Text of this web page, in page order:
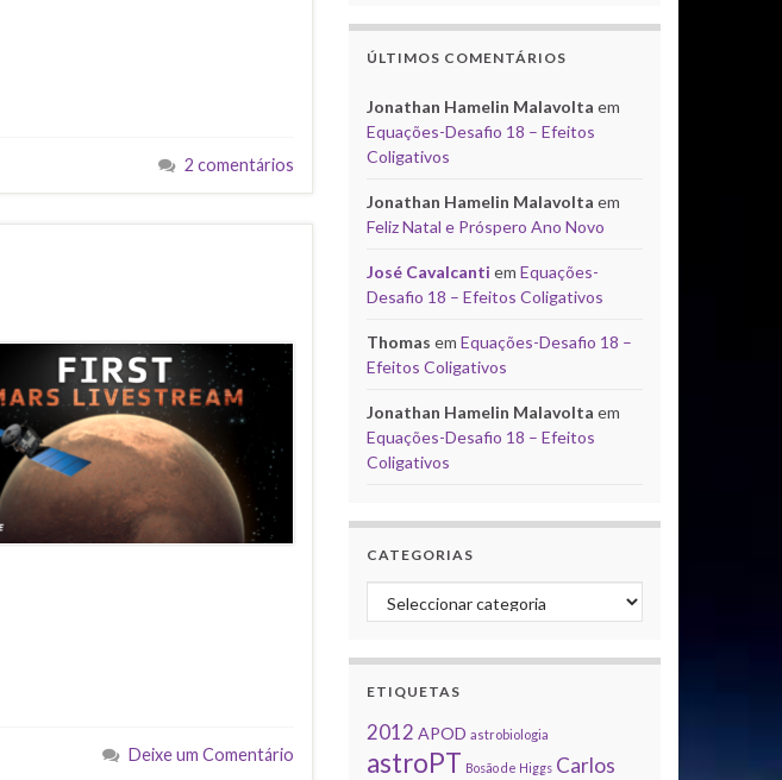
2 comentários
Deixe um Comentário
ÚLTIMOS COMENTÁRIOS
Jonathan Hamelin Malavolta em
Equações-Desafio 18 – Efeitos
Coligativos
Jonathan Hamelin Malavolta em
Feliz Natal e Próspero Ano Novo
José Cavalcanti em Equações-
Desafio 18 – Efeitos Coligativos
Thomas em Equações-Desafio 18 –
Efeitos Coligativos
Jonathan Hamelin Malavolta em
Equações-Desafio 18 – Efeitos
Coligativos
CATEGORIAS
Categorias
ETIQUETAS
2012 APOD astrobiologia
astroPT Bosão de Higgs Carlos